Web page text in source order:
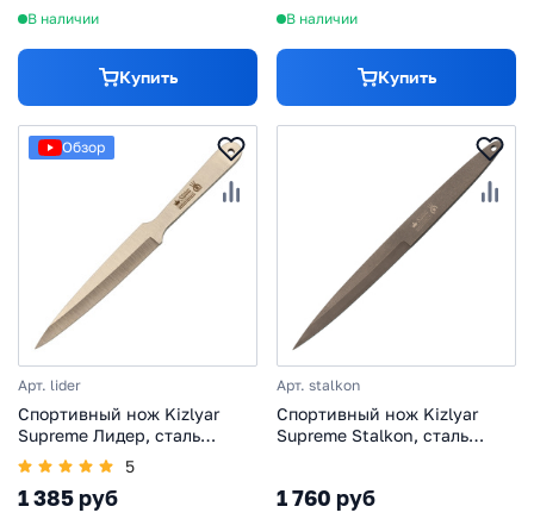
В наличии
Купить
В наличии
Купить
Обзор
Арт. lider
Спортивный нож Kizlyar
Supreme Лидер, сталь
420HC
5
1 385 руб
Арт. stalkon
Спортивный нож Kizlyar
Supreme Stalkon, сталь
1 760 руб